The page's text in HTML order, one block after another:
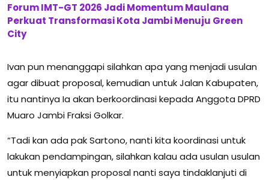
Forum IMT-GT 2026 Jadi Momentum Maulana
Perkuat Transformasi Kota Jambi Menuju Green
City
Ivan pun menanggapi silahkan apa yang menjadi usulan
agar dibuat proposal, kemudian untuk Jalan Kabupaten,
itu nantinya Ia akan berkoordinasi kepada Anggota DPRD
Muaro Jambi Fraksi Golkar.
“Tadi kan ada pak Sartono, nanti kita koordinasi untuk
lakukan pendampingan, silahkan kalau ada usulan usulan
untuk menyiapkan proposal nanti saya tindaklanjuti di